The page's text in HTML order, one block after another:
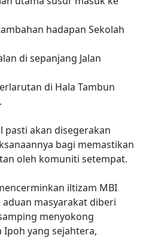
hadapan Sekolah
di sepanjang Jalan
di Hala Tambun
pasti akan disegerakan
bagi memastikan
oleh komuniti setempat.
iltizam MBI
masyarakat diberi
menyokong
yang sejahtera,